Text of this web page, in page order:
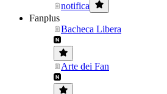
notifica
Fanplus
Bacheca Libera
Arte dei Fan